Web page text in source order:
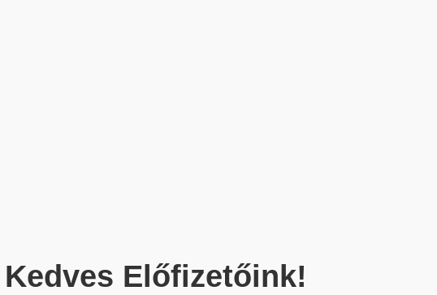
Kedves Előfizetőink!